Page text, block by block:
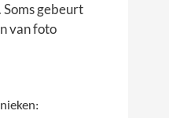
gebeurt
van foto